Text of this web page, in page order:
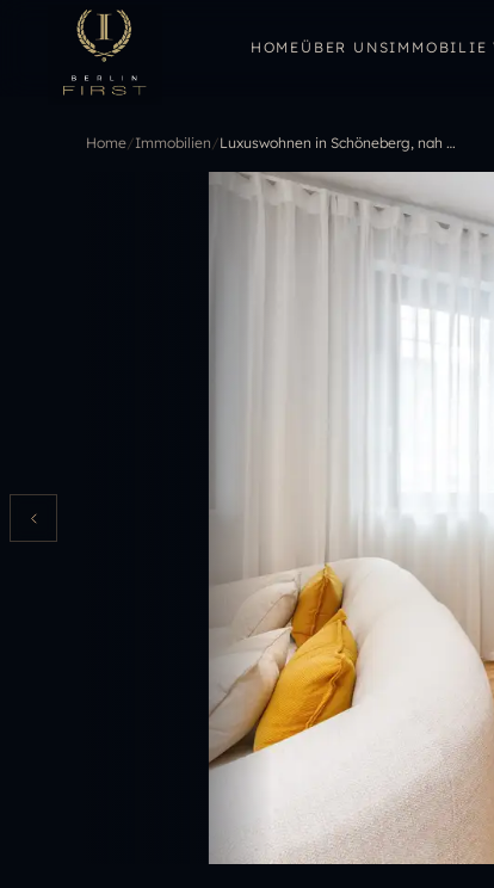
HOME ÜBER UNSIMMOBILIE
Home/Immobilien/ Luxuswohnen in Schöneberg, nah am berühmten Kurfürstendamm – die letzte Möglichkeit wartet!